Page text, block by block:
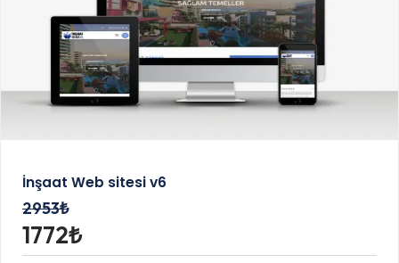
İnşaat Web sitesi v6
2953₺
1772₺